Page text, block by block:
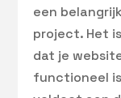
een
project. Het
dat je
functioneel